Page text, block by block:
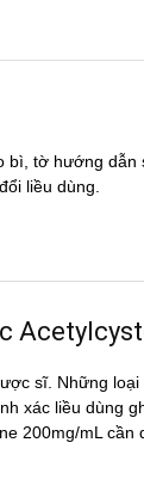
bì, tờ hướng dẫn
liều dùng.
sĩ. Những
xác liều dùng
200mg/mL cần